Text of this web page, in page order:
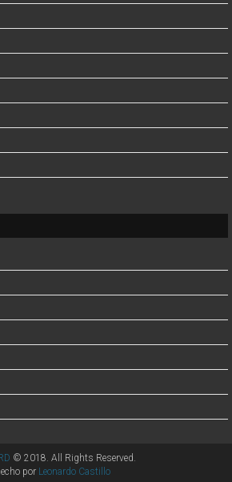
© 2018. All Rights Reserved.
por Leonardo Castillo